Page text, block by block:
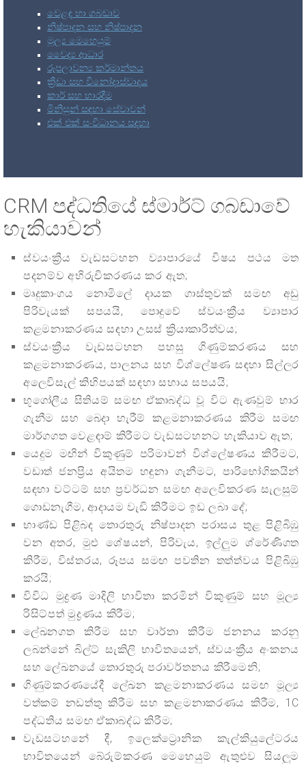
වෙළඳ හා ගබඩාව
නිෂ්පාදන සහ නිෂ්පාදන
මූල්‍ය මෙහෙයුම්
වෛද්‍ය ආධාර
රූපලාවන්‍ය කර්මාන්තය
ක්‍රීඩා සහ විනෝදාස්වාදය
කාර් සහ භාරදීම
මිනිසුන් සඳහා සේවාවන්
එක් එක් සංවිධානය සඳහා
CRM පද්ධතියේ ස්මාර්ට් ගබඩාවේ
හැකියාවන්
ස්වයංක්‍රීය වැඩසටහන ව්‍යාපාරයේ විෂය පථය මත
පදනම්ව අභිරුචිකරණය කර ඇත;
මෘදුකාංගය නොමිලේ දායක ගාස්තුවක් සමඟ අඩු
පිරිවැයක් සපයයි, පොදුවේ ස්වයංක්‍රීය ව්‍යාපාර
කළමනාකරණය සඳහා උසස් ක්‍රියාකාරිත්වය;
ස්වයංක්‍රීය වැඩසටහන පහසු ගිණුම්කරණය සහ
කළමනාකරණය, පාලනය සහ විශ්ලේෂණ සඳහා සිල්ලර
අලෙවිසැල් කිහිපයක් සඳහා සහාය සපයයි;
භූගෝලීය සිතියම් සමඟ ඒකාබද්ධ වූ විට ඇණවුම් භාර
ගැනීම සහ බෙදා හැරීම් කළමනාකරණය කිරීම සමඟ
මාර්ගගත වෙළඳාම් කිරීමට වැඩසටහනට හැකියාව ඇත;
යෙදුම මඟින් විකුණුම් පරිමාවන් විශ්ලේෂණය කිරීමට,
වඩාත් ජනප්‍රිය අයිතම හඳුනා ගැනීමට, පාරිභෝගිකයින්
සඳහා වට්ටම් සහ ප්‍රවර්ධන සමඟ අලෙවිකරණ සැලසුම්
ගොඩනැගීම, ආදායම වැඩි කිරීමට ඉඩ ලබා දේ;
භාණ්ඩ පිළිබඳ තොරතුරු නිෂ්පාදන පරාසය තුළ පිළිබිඹු
වන අතර, මුළු ශේෂයන්, පිරිවැය, ඉල්ලුම ශ්රේණිගත
කිරීම, විස්තරය, රූපය සමඟ පවතින තත්ත්වය පිළිබිඹු
කරයි;
විවිධ මුද්‍රණ මාදිලි භාවිතා කරමින් විකුණුම් සහ මූල්‍ය
රිසිට්පත් මුද්‍රණය කිරීම;
ලේඛනගත කිරීම සහ වාර්තා කිරීම ජනනය කරනු
ලබන්නේ බිල්ට් සැකිලි භාවිතයෙන්, ස්වයංක්‍රීය අංකනය
සහ ලේඛනයේ තොරතුරු පරාවර්තනය කිරීමෙනි;
ගිණුම්කරණයේදී ලේඛන කළමනාකරණය සමඟ මූල්‍ය
වත්කම් නඩත්තු කිරීම සහ කළමනාකරණය කිරීම, 1C
පද්ධතිය සමඟ ඒකාබද්ධ කිරීම;
වැඩසටහනේ දී, ඉලෙක්ට්‍රොනික කැල්කියුලේටරය
භාවිතයෙන් බේරුම්කරණ මෙහෙයුම් ඇතුළුව සියලුම